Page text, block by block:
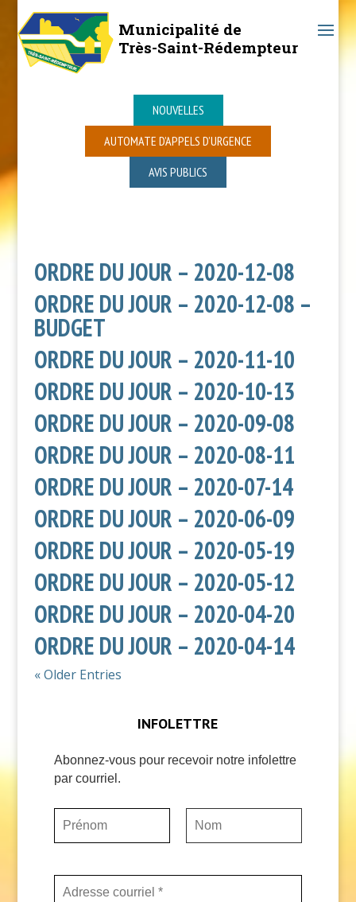
Municipalité de
Très-Saint-Rédempteur
NOUVELLES
AUTOMATE D’APPELS D’URGENCE
AVIS PUBLICS
ORDRE DU JOUR – 2020-12-08
ORDRE DU JOUR – 2020-12-08 –
BUDGET
ORDRE DU JOUR – 2020-11-10
ORDRE DU JOUR – 2020-10-13
ORDRE DU JOUR – 2020-09-08
ORDRE DU JOUR – 2020-08-11
ORDRE DU JOUR – 2020-07-14
ORDRE DU JOUR – 2020-06-09
ORDRE DU JOUR – 2020-05-19
ORDRE DU JOUR – 2020-05-12
ORDRE DU JOUR – 2020-04-20
ORDRE DU JOUR – 2020-04-14
« Older Entries
INFOLETTRE
Abonnez-vous pour recevoir notre infolettre
par courriel.